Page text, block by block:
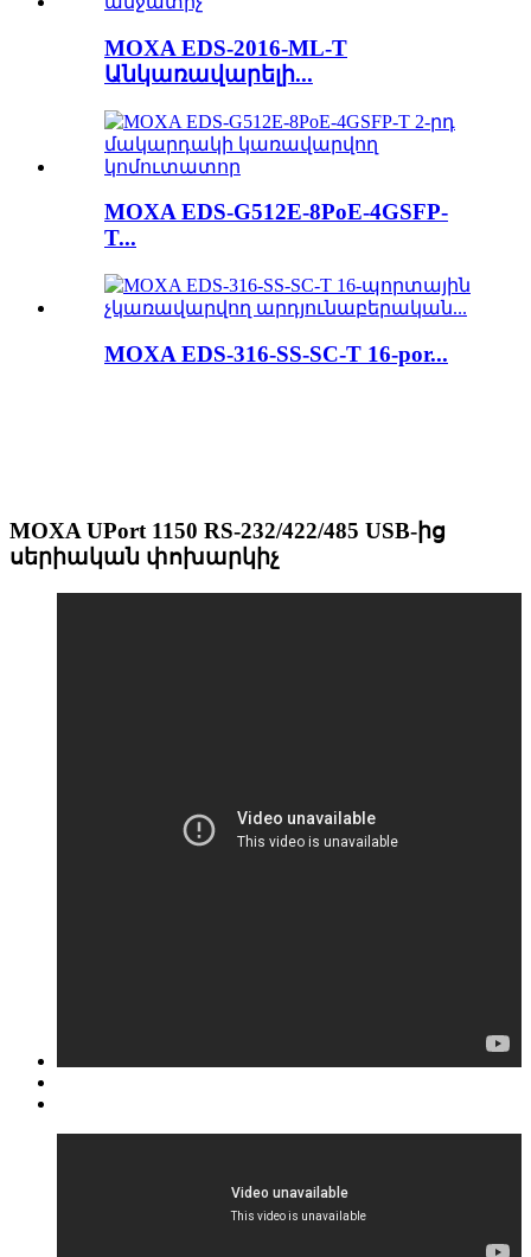
MOXA EDS-2016-ML-T
Անկառավարելի...
MOXA EDS-G512E-8PoE-4GSFP-
T...
MOXA EDS-316-SS-SC-T 16-por...
MOXA UPort 1150 RS-232/422/485 USB-ից
սերիական փոխարկիչ